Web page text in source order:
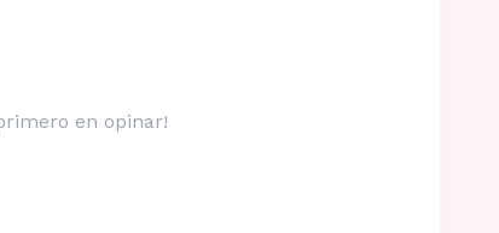
en opinar!